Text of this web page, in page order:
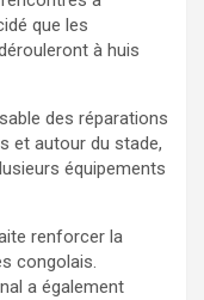
que les
à huis
des réparations
et autour du stade,
équipements
renforcer la
congolais.
a également